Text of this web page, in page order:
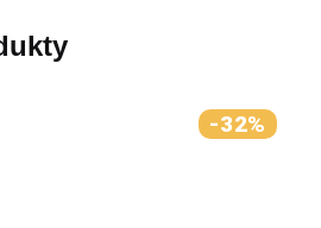
-32%